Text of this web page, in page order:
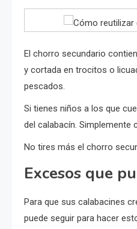
El chorro secundario
y cortada en trocitos o
pescados.
Si tienes niños a los que
del calabacín. Simplemente
No tires más el chorro
Excesos que
Para que sus calabacines
puede seguir para hacer